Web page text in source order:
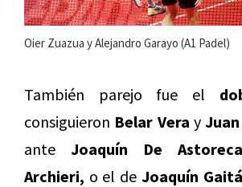
Oier Zuazua y Alejandro Garayo (A1 Padel)
También parejo fue el
consiguieron Belar Vera y
ante Joaquín De Astoreca
Archieri, o el de Joaquín